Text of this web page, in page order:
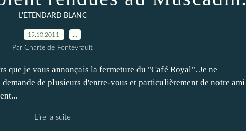
L'ETENDARD BLANC
19.10.2011
Par Charte de Fontevrault
que je vous annonçais la fermeture du "Café Royal". Je ne
de plusieurs d'entre-vous et particulièrement de notre ami
Lire la suite